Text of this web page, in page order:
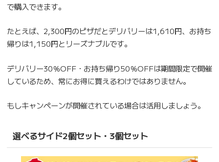
で購入できます。
たとえば、2,300円のピザだとデリバリーは1,610円、お持ち
帰りは1,150円とリーズナブルです。
デリバリー30％OFF・お持ち帰り50％OFFは期間限定で開催
しているため、常にお得に買えるわけではありません。
もしキャンペーンが開催されている場合は活用しましょう。
選べるサイド2個セット・3個セット